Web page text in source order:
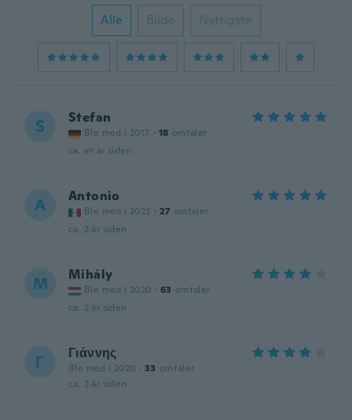
Alle Bilde Nyttigste
S Stefan
Ble med i 2017 · 18 omtaler
ca. et år siden
A Antonio
Ble med i 2023 · 27 omtaler
ca. 2 år siden
M Mihály
Ble med i 2020 · 63 omtaler
ca. 2 år siden
Γ Γιάννης
Ble med i 2020 · 33 omtaler
ca. 2 år siden